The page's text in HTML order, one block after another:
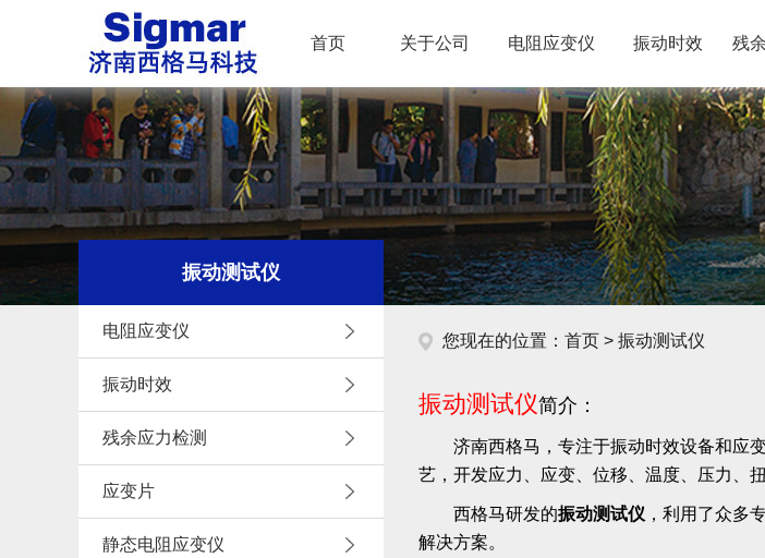
首页 关于公司 电阻应变仪 振动时效 残
振动测试仪
电阻应变仪
振动时效
残余应力检测
应变片
静态电阻应变仪
您现在的位置： 首页 > 振动测试仪
振动测试仪简介：
济南西格马，专注于振动时效设备和应
艺，开发应力、应变、位移、温度、压力、
西格马研发的振动测试仪 ，利用了众多
解决方案。